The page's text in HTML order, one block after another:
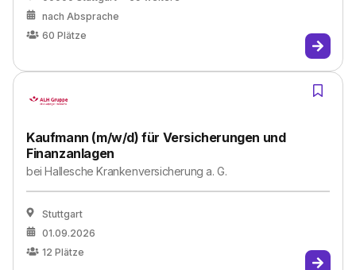
nach Absprache
60 Plätze
Kaufmann (m/w/d) für Versicherungen und
Finanzanlagen
beiHallesche Krankenversicherung a. G.
Stuttgart
01.09.2026
12 Plätze